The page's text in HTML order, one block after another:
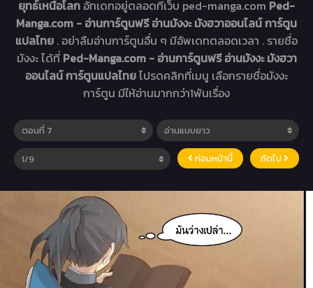
ยุทธ์เหนือโลก อัทเดทอยู่ตลอดที่เว็บ ped-manga.com Ped-
Manga.com - อ่านการ์ตูนฟรี อ่านมังงะ มังฮวาออนไลน์ การ์ตูน
แปลไทย . อย่าลืมอ่านการ์ตูนอื่น ๆ มีอัพเดทตลอดเวลา . รายชื่อ
มังงะ ได้ที่ Ped-Manga.com - อ่านการ์ตูนฟรี อ่านมังงะ มังฮวา
ออนไลน์ การ์ตูนแปลไทยโปรดคลิกที่เมนู เลือกรายชื่อมังงะ
การ์ตูน มีให้อ่านมากกว่า1พันเรื่อง
ก่อนหน้านี้ ถัดไป